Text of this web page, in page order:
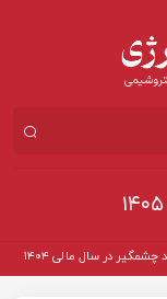
در سال مالی ۱۴۰۴